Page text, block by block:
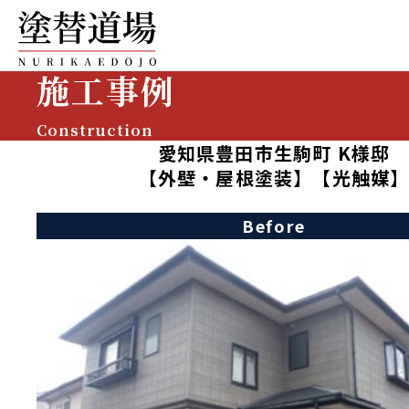
施工事例
Construction
愛知県豊田市生駒町 K様邸
【外壁・屋根塗装】【光触媒】
Before